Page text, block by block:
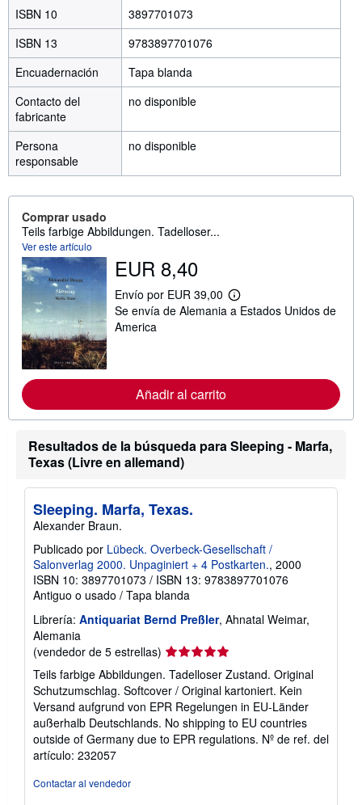
ISBN 10
3897701073
ISBN 13
9783897701076
Encuadernación
Tapa blanda
Contacto del
fabricante
no disponible
Persona
responsable
no disponible
Comprar usado
Teils farbige Abbildungen. Tadelloser...
Ver este artículo
EUR 8,40
Envío por EUR 39,00
M
á
a
c
ó
a
s
t
a
f
a
e
n
í
o
Se envía de Alemania a Estados Unidos de
America
Añadir al carrito
Resultados de la búsqueda para Sleeping - Marfa,
Texas (Livre en allemand)
Sleeping. Marfa, Texas.
Alexander Braun.
Publicado por Lübeck. Overbeck-Gesellschaft /
Salonverlag 2000. Unpaginiert + 4 Postkarten., 2000
ISBN 10: 3897701073 / ISBN 13: 9783897701076
Antiguo o usado / Tapa blanda
Librería: Antiquariat Bernd Preßler, Ahnatal Weimar,
Alemania
(vendedor de 5 estrellas) Calificación
del
vendedor:
5
de
5
estrellas
Teils farbige Abbildungen. Tadelloser Zustand. Original
Schutzumschlag. Softcover / Original kartoniert. Kein
Versand aufgrund von EPR Regelungen in EU-Länder
außerhalb Deutschlands. No shipping to EU countries
outside of Germany due to EPR regulations. Nº de ref. del
artículo: 232057
Contactar al vendedor